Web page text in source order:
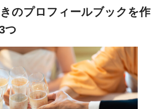
のプロフィールブックを作
つ